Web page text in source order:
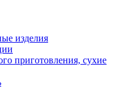
изделия
приготовления, сухие